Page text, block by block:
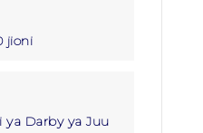
jioni
ya Darby ya Juu